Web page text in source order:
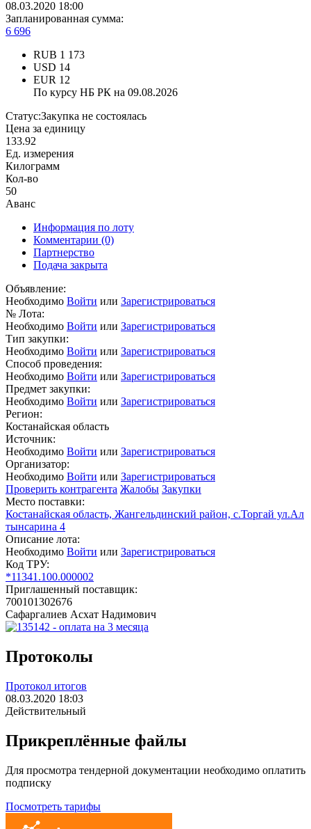
08.03.2020 18:00
Запланированная сумма:
6 696
RUB 1 173
USD 14
EUR 12
По курсу НБ РК на 09.08.2026
Статус:Закупка не состоялась
Цена за единицу
133.92
Ед. измерения
Килограмм
Кол-во
50
Аванс
Информация по лоту
Комментарии (0)
Партнерство
Подача закрыта
Объявление:
Необходимо Войти или Зарегистрироваться
№ Лота:
Необходимо Войти или Зарегистрироваться
Тип закупки:
Необходимо Войти или Зарегистрироваться
Способ проведения:
Необходимо Войти или Зарегистрироваться
Предмет закупки:
Необходимо Войти или Зарегистрироваться
Регион:
Костанайская область
Источник:
Необходимо Войти или Зарегистрироваться
Организатор:
Необходимо Войти или Зарегистрироваться
Проверить контрагента Жалобы Закупки
Место поставки:
Костанайская область, Жангельдинский район, с.Торгай ул.Ал
тынсарина 4
Описание лота:
Необходимо Войти или Зарегистрироваться
Код ТРУ:
*11341.100.000002
Приглашенный поставщик:
700101302676
Сафаргалиев Асхат Надимович
Протоколы
Протокол итогов
08.03.2020 18:03
Действительный
Прикреплённые файлы
Для просмотра тендерной документации необходимо оплатить
подписку
Посмотреть тарифы